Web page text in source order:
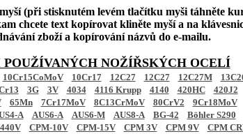
(při stisknutém levém tlačítku myši táhněte
chcete text kopírovat kliněte myší a na
zboží a kopírování názvů do e-mailu.
NOŽÍŘSKÝCH OCELÍ
10Cr15CoMoV 10Cr17 12C27 12C27 12C27M
3G 3V 4034 4116 Krupp 4140 420HC 420J2
65Mn 7Cr17MoV 8C13CrMoV 80CrV2 9Cr18MoV
A AUS6-A AUS6-M AUS8-A BG-42 Böhler S290
CPM-10V CPM-15V CPM 3V CPM 9V CPM